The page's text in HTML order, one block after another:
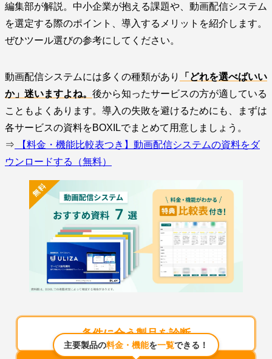
編集部が解説。中小企業が抱える課題や、動画配信システム
を選定する際のポイント、導入するメリットを紹介します。
ぜひツール選びの参考にしてください。
動画配信システムには多くの種類があり
「どれを選べばいい
か」迷いますよね。 後から知ったサービスの方が適している
こともよくあります。導入の失敗を避けるためにも、まずは
各サービスの資料をBOXILでまとめて用意しましょう。
⇒ 【料金・機能比較表つき】動画配信システムの資料をダ
ウンロードする（無料）
条件に合う製品を診断
主要製品の料金・機能を一覧できる！